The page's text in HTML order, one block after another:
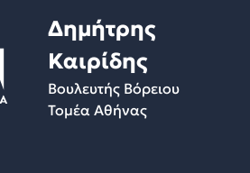
Δημήτρης
Καιρίδης
Βουλευτής Βόρειου
Τομέα Αθήνας